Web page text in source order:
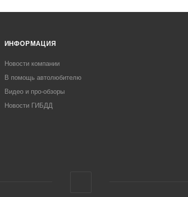
ИНФОРМАЦИЯ
Новости компании
В помощь автолюбителю
Видео и про-обзоры
Новости ГИБДД